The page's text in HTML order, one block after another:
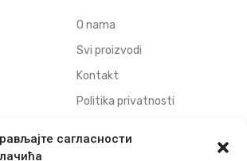
сагласности
O nama
Svi proizvodi
Kontakt
Politika privatnosti